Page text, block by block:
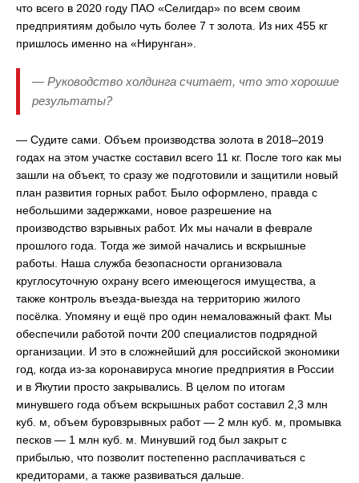
что всего в 2020 году ПАО «Селигдар» по всем своим
предприятиям добыло чуть более 7 т золота. Из них 455 кг
пришлось именно на «Нирунган».
— Руководство холдинга считает, что это хорошие
результаты?
— Судите сами. Объем производства золота в 2018–2019
годах на этом участке составил всего 11 кг. После того как мы
зашли на объект, то сразу же подготовили и защитили новый
план развития горных работ. Было оформлено, правда с
небольшими задержками, новое разрешение на
производство взрывных работ. Их мы начали в феврале
прошлого года. Тогда же зимой начались и вскрышные
работы. Наша служба безопасности организовала
круглосуточную охрану всего имеющегося имущества, а
также контроль въезда-выезда на территорию жилого
посёлка. Упомяну и ещё про один немаловажный факт. Мы
обеспечили работой почти 200 специалистов подрядной
организации. И это в сложнейший для российской экономики
год, когда из-за коронавируса многие предприятия в России
и в Якутии просто закрывались. В целом по итогам
минувшего года объем вскрышных работ составил 2,3 млн
куб. м, объем буровзрывных работ — 2 млн куб. м, промывка
песков — 1 млн куб. м. Минувший год был закрыт с
прибылью, что позволит постепенно расплачиваться с
кредиторами, а также развиваться дальше.